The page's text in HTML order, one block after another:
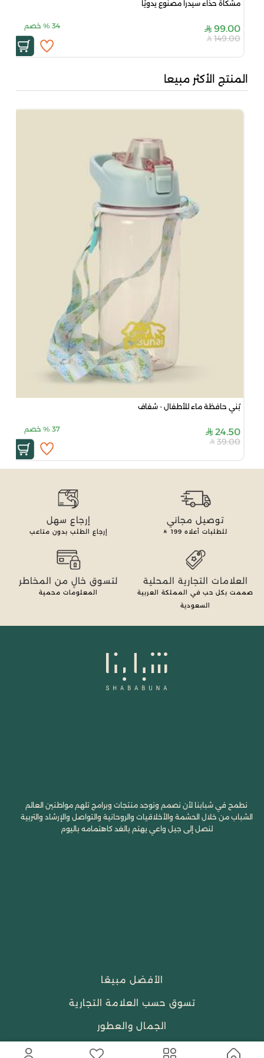
مشكاة حذاء سيدرا مصنوع يدويًا
99.00
34
% خصم
149.00
المنتج الأكثر مبيعا
بُني حافظة ماء للأطفال - شفاف
24.50
37
% خصم
39.00
توصيل مجاني
للطلبات أعلاه 199
إرجاع سهل
إرجاع الطلب بدون متاعب
العلامات التجارية المحلية
صممت بكل حب في المملكة العربية
السعودية
لتسوق خالٍ من المخاطر
المعلومات محمية
نطمح في شبابنا لأن نصمم ونوجد منتجات وبرامج تلهم مواطنين العالم
الشباب من خلال الحشمة والأخلاقيات والروحانية والتواصل والإرشاد والتربية
لنصل إلى جيل واعي يهتم بالغد كاهتمامه باليوم
الأفضل مبيعًا
تسوق حسب العلامة التجارية
الجمال والعطور
احتياجات العبادة